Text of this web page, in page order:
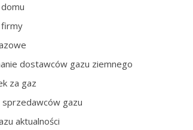
firmy
dostawców gazu ziemnego
za gaz
sprzedawców gazu
aktualności